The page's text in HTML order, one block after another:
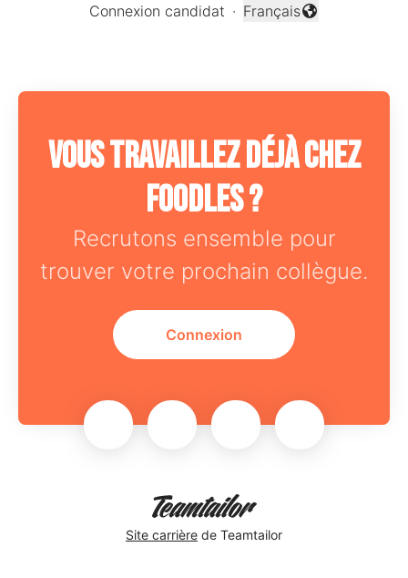
Connexion candidat ·
Changer la langue
Français
Vous travaillez déjà chez
Foodles ?
Recrutons ensemble pour
trouver votre prochain collègue.
Connexion
Site carrière de Teamtailor